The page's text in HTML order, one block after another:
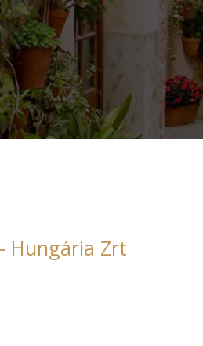
Hungária Zrt